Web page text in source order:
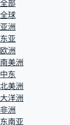
全球
亚洲
东亚
欧洲
南美洲
中东
北美洲
大洋洲
非洲
东南亚